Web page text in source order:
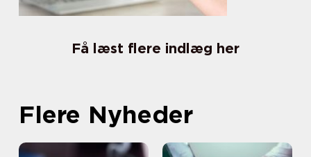
Få læst flere indlæg her
Flere Nyheder